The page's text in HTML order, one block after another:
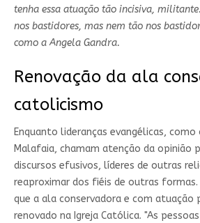
tenha essa atuação tão incisiva,
nos bastidores, mas nem tão nos
como a Angela Gandra.
Renovação da ala
catolicismo
Enquanto lideranças evangélicas,
Malafaia, chamam atenção da opinião
discursos efusivos, líderes de outras
reaproximar dos fiéis de outras
que a ala conservadora e com atuação
renovado na Igreja Católica. "As